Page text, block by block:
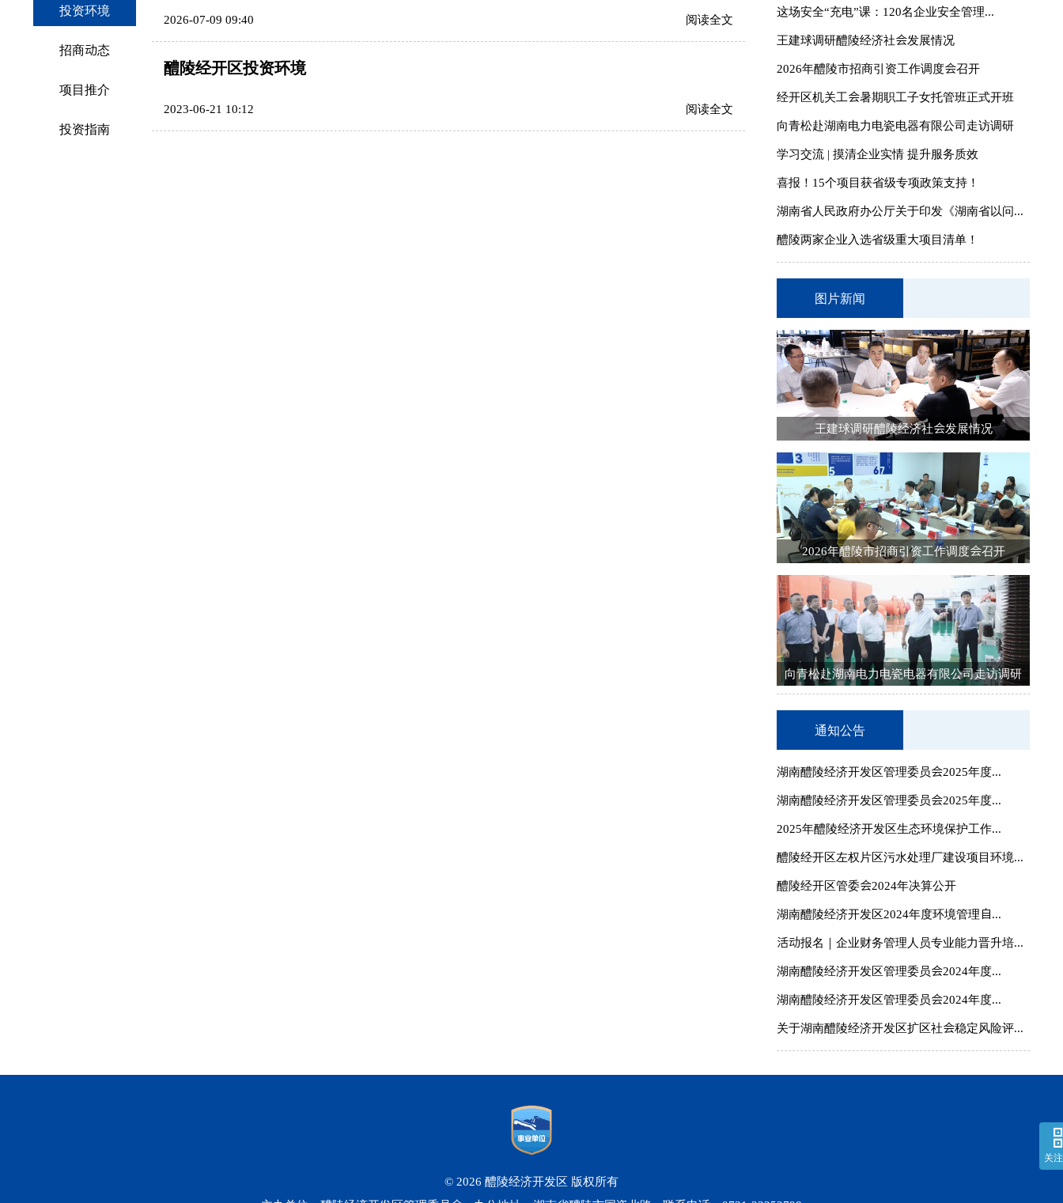
投资环境
招商动态
项目推介
投资指南
2026-07-09 09:40 阅读全文
醴陵经开区投资环境
2023-06-21 10:12 阅读全文
这场安全“充电”课：120名企业安全管理...
王建球调研醴陵经济社会发展情况
2026年醴陵市招商引资工作调度会召开
经开区机关工会暑期职工子女托管班正式开班
向青松赴湖南电力电瓷电器有限公司走访调研
学习交流 | 摸清企业实情 提升服务质效
喜报！15个项目获省级专项政策支持！
湖南省人民政府办公厅关于印发《湖南省以问...
醴陵两家企业入选省级重大项目清单！
图片新闻
王建球调研醴陵经济社会发展情况
2026年醴陵市招商引资工作调度会召开
向青松赴湖南电力电瓷电器有限公司走访调研
通知公告
湖南醴陵经济开发区管理委员会2025年度...
湖南醴陵经济开发区管理委员会2025年度...
2025年醴陵经济开发区生态环境保护工作...
醴陵经开区左权片区污水处理厂建设项目环境...
醴陵经开区管委会2024年决算公开
湖南醴陵经济开发区2024年度环境管理自...
活动报名｜企业财务管理人员专业能力晋升培...
湖南醴陵经济开发区管理委员会2024年度...
湖南醴陵经济开发区管理委员会2024年度...
关于湖南醴陵经济开发区扩区社会稳定风险评...
© 2026 醴陵经济开发区 版权所有
关